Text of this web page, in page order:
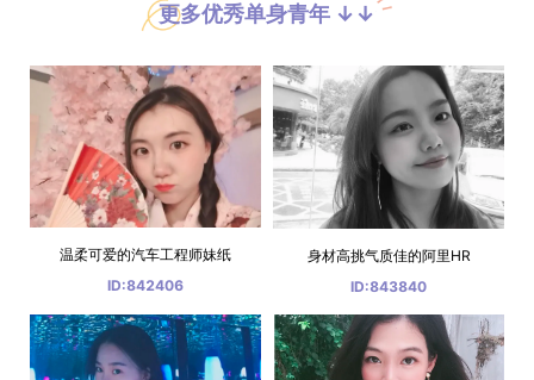
更多优秀单身青年 ↓↓
温柔可爱的汽车工程师妹纸
ID:842406
身材高挑气质佳的阿里HR
ID:843840